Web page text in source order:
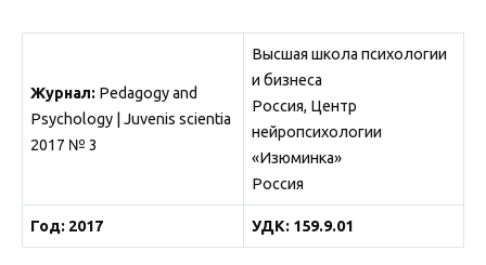
Журнал: Pedagogy and
Psychology | Juvenis scientia
2017 № 3
Высшая школа психологии
и бизнеса
Россия, Центр
нейропсихологии
«Изюминка»
Россия
Год: 2017 УДК: 159.9.01